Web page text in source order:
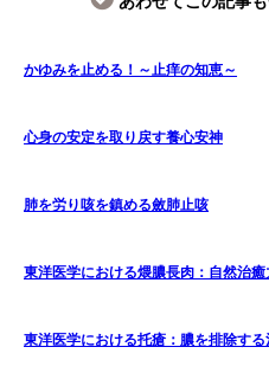
かゆみを止める！～止痒の知恵～
心身の安定を取り戻す養心安神
肺を労り咳を鎮める斂肺止咳
東洋医学における煨膿長肉：自然治
東洋医学における托瘡：膿を排除する